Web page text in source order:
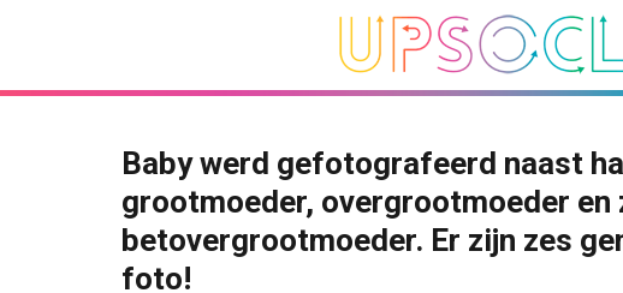
Baby werd gefotografeerd naast
grootmoeder, overgrootmoeder en
betovergrootmoeder. Er zijn zes
foto!